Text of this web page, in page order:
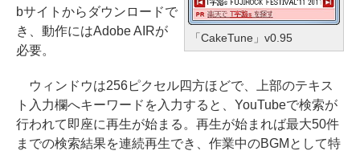
「CakeTune」v0.95
bサイトからダウンロードで
き、動作にはAdobe AIRが
必要。
ウィンドウは256ピクセル四方ほどで、上部のテキス
ト入力欄へキーワードを入力すると、YouTubeで検索が
行われて即座に再生が始まる。再生が始まれば最大50件
までの検索結果を連続再生でき、作業中のBGMとして特